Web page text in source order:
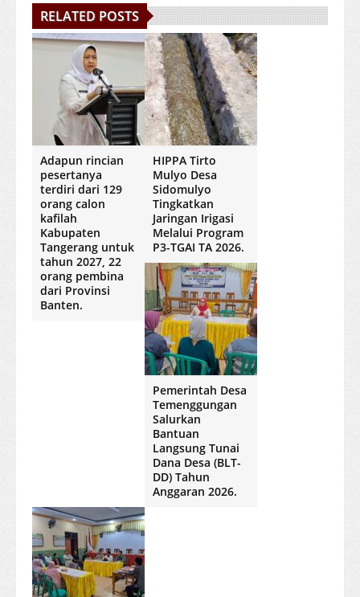
RELATED POSTS
Adapun rincian
pesertanya
terdiri dari 129
orang calon
kafilah
Kabupaten
Tangerang untuk
tahun 2027, 22
orang pembina
dari Provinsi
Banten.
HIPPA Tirto
Mulyo Desa
Sidomulyo
Tingkatkan
Jaringan Irigasi
Melalui Program
P3-TGAI TA 2026.
Pemerintah Desa
Temenggungan
Salurkan
Bantuan
Langsung Tunai
Dana Desa (BLT-
DD) Tahun
Anggaran 2026.